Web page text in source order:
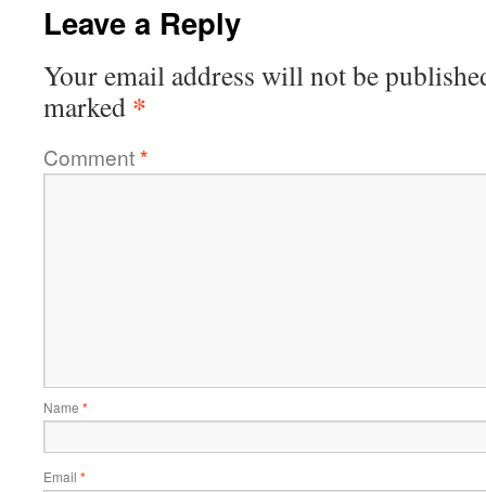
Leave a Reply
Your email address will not be
marked *
Comment*
Name *
Email *